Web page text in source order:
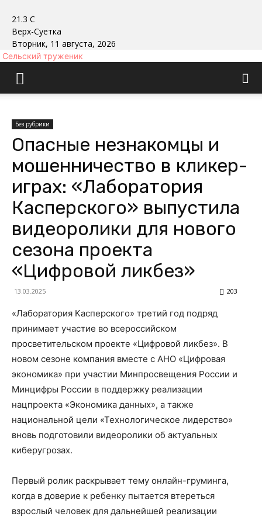
21.3 C
Верх-Суетка
Вторник, 11 августа, 2026
Сельский труженик
Без рубрики
Опасные незнакомцы и
мошенничество в кликер-
играх: «Лаборатория
Касперского» выпустила
видеоролики для нового
сезона проекта
«Цифровой ликбез»
13.03.2025 203
«Лаборатория Касперского» третий год подряд
принимает участие во всероссийском
просветительском проекте «Цифровой ликбез». В
новом сезоне компания вместе с АНО «Цифровая
экономика» при участии Минпросвещения России и
Минцифры России в поддержку реализации
нацпроекта «Экономика данных», а также
национальной цели «Технологическое лидерство»
вновь подготовили видеоролики об актуальных
киберугрозах.
Первый ролик раскрывает тему онлайн-груминга,
когда в доверие к ребенку пытается втереться
взрослый человек для дальнейшей реализации